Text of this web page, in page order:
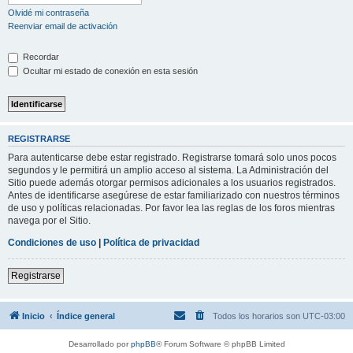
Olvidé mi contraseña
Reenviar email de activación
Recordar
Ocultar mi estado de conexión en esta sesión
REGISTRARSE
Para autenticarse debe estar registrado. Registrarse tomará solo unos pocos
segundos y le permitirá un amplio acceso al sistema. La Administración del
Sitio puede además otorgar permisos adicionales a los usuarios registrados.
Antes de identificarse asegúrese de estar familiarizado con nuestros términos
de uso y políticas relacionadas. Por favor lea las reglas de los foros mientras
navega por el Sitio.
Condiciones de uso | Política de privacidad
Registrarse
Inicio Índice general Todos los horarios son UTC-03:00
Desarrollado porphpBB® Forum Software © phpBB Limited